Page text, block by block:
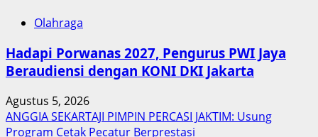
Olahraga
Hadapi Porwanas 2027, Pengurus PWI Jaya
Beraudiensi dengan KONI DKI Jakarta
Agustus 5, 2026
ANGGIA SEKARTAJI PIMPIN PERCASI JAKTIM: Usung
Program Cetak Pecatur Berprestasi